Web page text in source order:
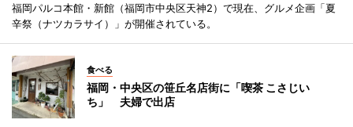
福岡パルコ本館・新館（福岡市中央区天神2）で現在、グルメ企画「夏
辛祭（ナツカラサイ）」が開催されている。
食べる
福岡・中央区の笹丘名店街に「喫茶 こさじい
ち」 夫婦で出店